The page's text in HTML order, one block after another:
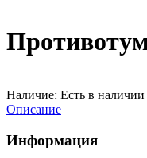
Наличие: Есть в наличии
Описание
Информация